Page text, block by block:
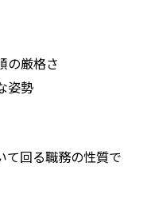
の厳格さ
姿勢
て回る職務の性質で